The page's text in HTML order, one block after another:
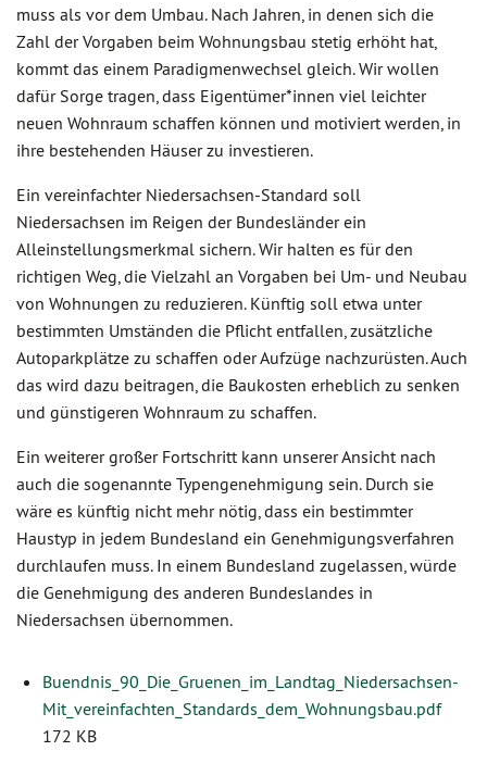
muss als vor dem Umbau. Nach Jahren, in denen sich die
Zahl der Vorgaben beim Wohnungsbau stetig erhöht hat,
kommt das einem Paradigmenwechsel gleich. Wir wollen
dafür Sorge tragen, dass Eigentümer*innen viel leichter
neuen Wohnraum schaffen können und motiviert werden, in
ihre bestehenden Häuser zu investieren.
Ein vereinfachter Niedersachsen-Standard soll
Niedersachsen im Reigen der Bundesländer ein
Alleinstellungsmerkmal sichern. Wir halten es für den
richtigen Weg, die Vielzahl an Vorgaben bei Um- und Neubau
von Wohnungen zu reduzieren. Künftig soll etwa unter
bestimmten Umständen die Pflicht entfallen, zusätzliche
Autoparkplätze zu schaffen oder Aufzüge nachzurüsten. Auch
das wird dazu beitragen, die Baukosten erheblich zu senken
und günstigeren Wohnraum zu schaffen.
Ein weiterer großer Fortschritt kann unserer Ansicht nach
auch die sogenannte Typengenehmigung sein. Durch sie
wäre es künftig nicht mehr nötig, dass ein bestimmter
Haustyp in jedem Bundesland ein Genehmigungsverfahren
durchlaufen muss. In einem Bundesland zugelassen, würde
die Genehmigung des anderen Bundeslandes in
Niedersachsen übernommen.
Buendnis_90_Die_Gruenen_im_Landtag_Niedersachsen-
Mit_vereinfachten_Standards_dem_Wohnungsbau.pdf
172 KB